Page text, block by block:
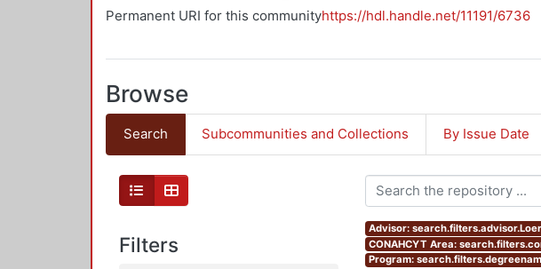
Permanent URI for this communityhttps://hdl.handle.net/11191/6736
Browse
Search Subcommunities and Collections By Issue Date
Filters
Advisor:
CONAHCYT Area:
Program: